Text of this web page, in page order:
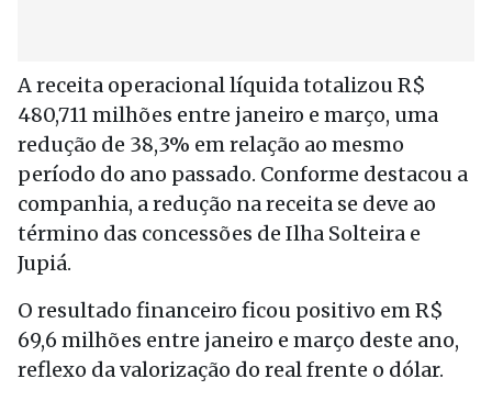
A receita operacional líquida totalizou R$
480,711 milhões entre janeiro e março, uma
redução de 38,3% em relação ao mesmo
período do ano passado. Conforme destacou a
companhia, a redução na receita se deve ao
término das concessões de Ilha Solteira e
Jupiá.
O resultado financeiro ficou positivo em R$
69,6 milhões entre janeiro e março deste ano,
reflexo da valorização do real frente o dólar.